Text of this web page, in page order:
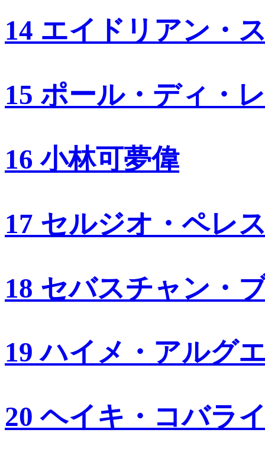
14 エイドリアン・
15 ポール・ディ・
16 小林可夢偉
17 セルジオ・ペレ
18 セバスチャン・
19 ハイメ・アルグ
20 ヘイキ・コバラ